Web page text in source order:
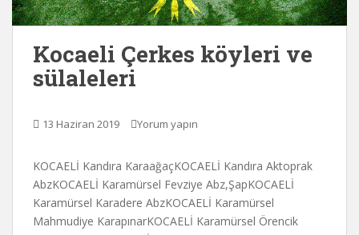
Kocaeli Çerkes köyleri ve
sülaleleri
13 Haziran 2019 Yorum yapın
KOCAELİ Kandıra KaraağaçKOCAELİ Kandıra Aktoprak
AbzKOCAELİ Karamürsel Fevziye Abz,ŞapKOCAELİ
Karamürsel Karadere AbzKOCAELİ Karamürsel
Mahmudiye KarapınarKOCAELİ Karamürsel Örencik